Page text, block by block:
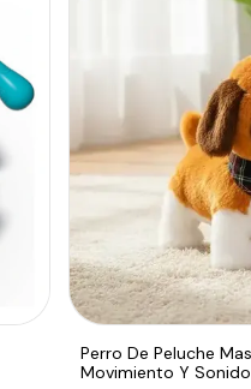
Perro De Peluche
Movimiento Y Sonido